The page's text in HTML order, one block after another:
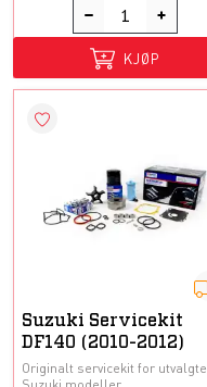
KJØP
Suzuki Servicekit
DF140 (2010-2012)
Originalt servicekit for utvalgte